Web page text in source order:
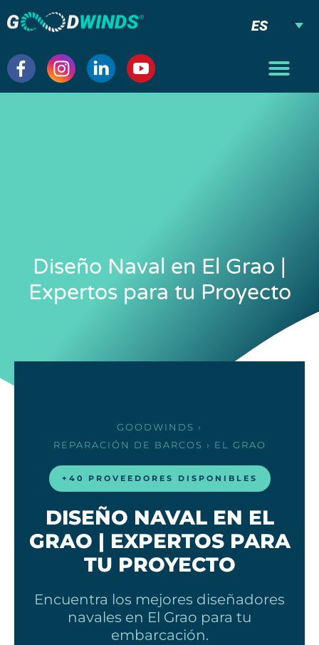
ES
Diseño Naval en El Grao |
Expertos para tu Proyecto
GOODWINDS ›
REPARACIÓN DE BARCOS › EL GRAO
+40 PROVEEDORES DISPONIBLES
DISEÑO NAVAL EN EL
GRAO | EXPERTOS PARA
TU PROYECTO
Encuentra los mejores diseñadores
navales en El Grao para tu
embarcación.